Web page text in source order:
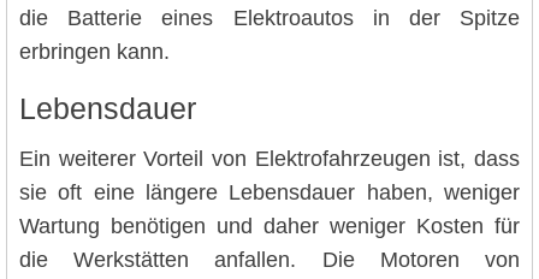
die Batterie eines Elektroautos in der Spitze
erbringen kann.
Lebensdauer
Ein weiterer Vorteil von Elektrofahrzeugen ist, dass
sie oft eine längere Lebensdauer haben, weniger
Wartung benötigen und daher weniger Kosten für
die Werkstätten anfallen. Die Motoren von